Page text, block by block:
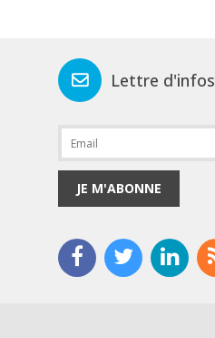
Lettre d'infos
JE M'ABONNE